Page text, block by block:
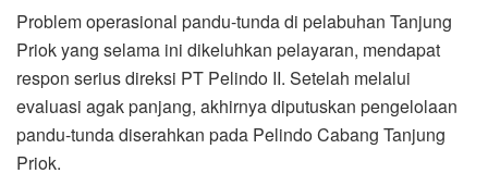
Problem operasional pandu-tunda di pelabuhan Tanjung
Priok yang selama ini dikeluhkan pelayaran, mendapat
respon serius direksi PT Pelindo II. Setelah melalui
evaluasi agak panjang, akhirnya diputuskan pengelolaan
pandu-tunda diserahkan pada Pelindo Cabang Tanjung
Priok.